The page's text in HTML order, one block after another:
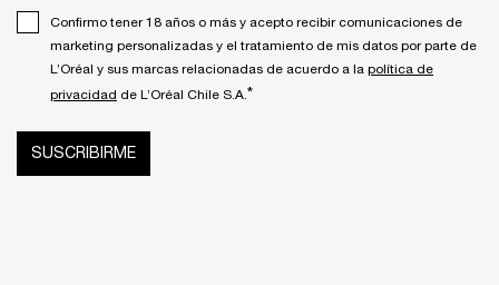
Confirmo tener 18 años o más y acepto recibir comunicaciones de
marketing personalizadas y el tratamiento de mis datos por parte de
L’Oréal y sus marcas relacionadas de acuerdo a la política de
privacidad de L’Oréal Chile S.A. *
SUSCRIBIRME